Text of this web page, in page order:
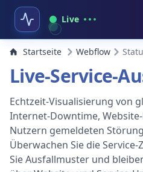
Live
Startseite Webflow
Live-Service-
Echtzeit-Visualisierung von
Internet-Downtime,
Nutzern gemeldeten
Überwachen Sie die
Sie Ausfallmuster und